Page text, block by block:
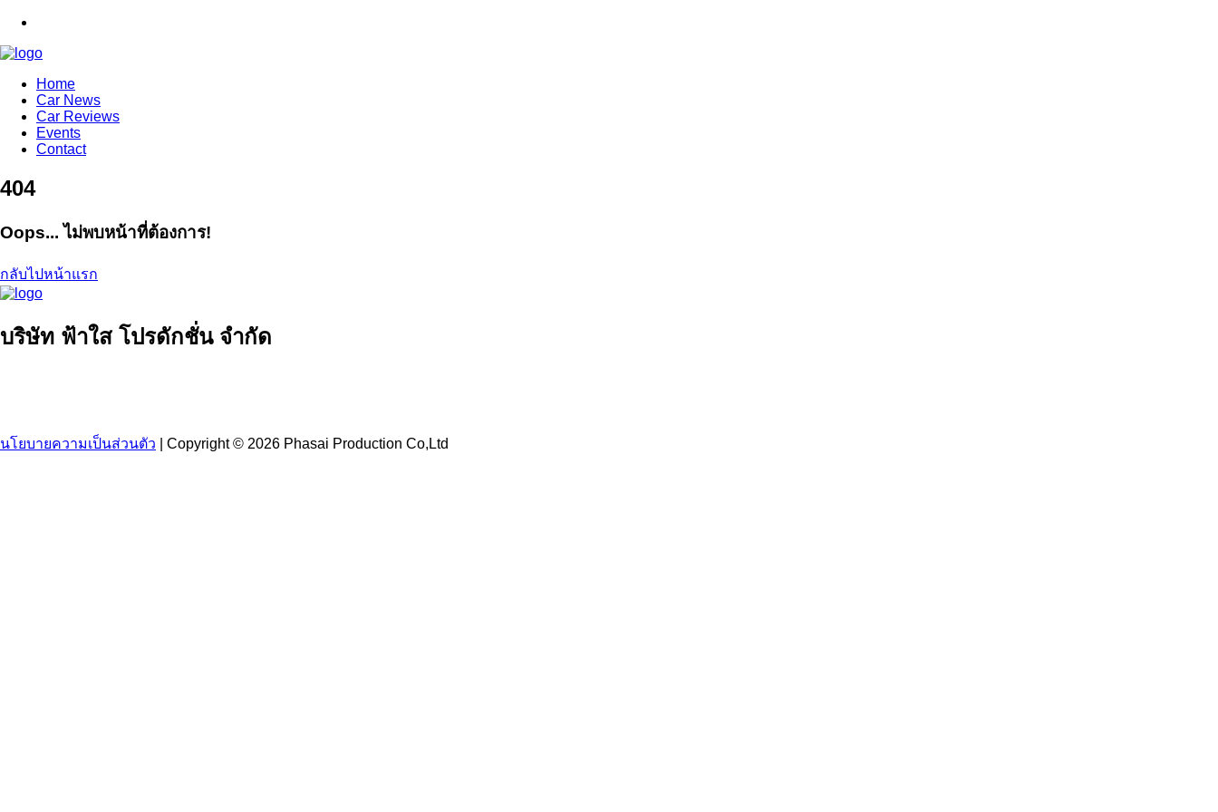
Home
Car News
Car Reviews
Events
Contact
404
Oops... ไม่พบหน้าที่ต้องการ!
กลับไปหน้าแรก
บริษัท ฟ้าใส โปรดักชั่น จำกัด
นโยบายความเป็นส่วนตัว | Copyright © 2026 Phasai Production Co,Ltd